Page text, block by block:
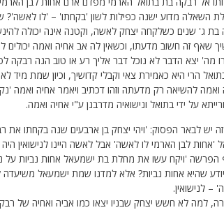
השאלה מדוע ישנה כפילות לשון 'בקחתו' – 'לו
בת ג' שנים כשלקחה יצחק לאשה, וקטנה אינה יכולה
שאף זה חשוב מדעתו, וכשאין לה אב אחיה ואמה יכולים
מה' יצא הדבר לא נוכל דבר אליך רע או טוב הנה רבקה
הרי היא כאמירת צאי וקבלי קדושיך, וכיון שמת מיד
ואמה להשיאה רק מדעתה וזהו דכתיב ויאמר אחיה ואמה
על ידי בתואל ונישואיה מדרבנן ע"י אחיה ואמה.
זה יש לבאר הפסוק: 'ויהי יצחק בן ארבעים שנה בקחתו את
'אחות לבן הארמי לו לאשה' אבל לאשה היינו לנישואין
הפרשה 'ויקח עשו את מחלת בת ישמעאל אחות נביות
יודע שהיא אחות נביות? אלא למדנו שמת ישמעאל משיעדה
– לנישואין.
למה לא חשש יצחק שבניו יצאו כמו אביה ואחיה של